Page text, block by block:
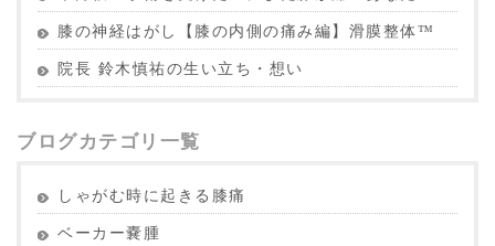
膝の神経はがし【膝の内側の痛み編】滑膜整体™︎
院長 鈴木慎祐の生い立ち・想い
ブログカテゴリ一覧
しゃがむ時に起きる膝痛
ベーカー嚢腫